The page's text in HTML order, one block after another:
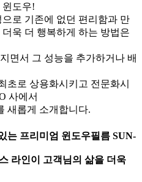
윈도우!
로 기존에 없던 편리함과 만
욱 더 행복하게 하는 방법은
면서 그 성능을 추가하거나 배
초로 상용화시키고 전문화시
사에서
새롭게 소개합니다.
는 프리미엄 윈도우필름 SUN-
라인이 고객님의 삶을 더욱